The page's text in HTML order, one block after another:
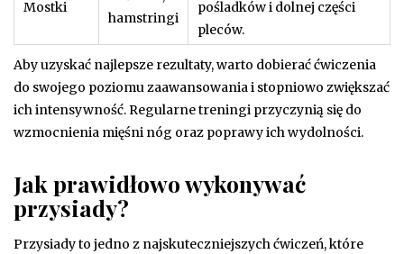
Mostki
hamstringi
pośladków i dolnej części
pleców.
Aby uzyskać najlepsze rezultaty, warto dobierać ćwiczenia
do swojego poziomu zaawansowania i stopniowo zwiększać
ich intensywność. Regularne treningi przyczynią się do
wzmocnienia mięśni nóg oraz poprawy ich wydolności.
Jak prawidłowo wykonywać
przysiady?
Przysiady to jedno z najskuteczniejszych ćwiczeń, które